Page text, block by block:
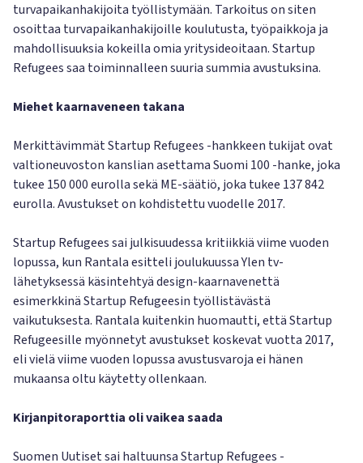
turvapaikanhakijoita työllistymään. Tarkoitus on siten
osoittaa turvapaikanhakijoille koulutusta, työpaikkoja ja
mahdollisuuksia kokeilla omia yritysideoitaan. Startup
Refugees saa toiminnalleen suuria summia avustuksina.
Miehet kaarnaveneen takana
Merkittävimmät Startup Refugees -hankkeen tukijat ovat
valtioneuvoston kanslian asettama Suomi 100 -hanke, joka
tukee 150 000 eurolla sekä ME-säätiö, joka tukee 137 842
eurolla. Avustukset on kohdistettu vuodelle 2017.
Startup Refugees sai julkisuudessa kritiikkiä viime vuoden
lopussa, kun Rantala esitteli joulukuussa Ylen tv-
lähetyksessä käsintehtyä design-kaarnavenettä
esimerkkinä Startup Refugeesin työllistävästä
vaikutuksesta. Rantala kuitenkin huomautti, että Startup
Refugeesille myönnetyt avustukset koskevat vuotta 2017,
eli vielä viime vuoden lopussa avustusvaroja ei hänen
mukaansa oltu käytetty ollenkaan.
Kirjanpitoraporttia oli vaikea saada
Suomen Uutiset sai haltuunsa Startup Refugees -